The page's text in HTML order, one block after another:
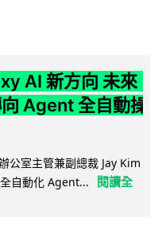
AI 新方向 未來
Agent 全自動操
公室主管兼副總裁 Jay Kim
自動化 Agent...
閱讀全